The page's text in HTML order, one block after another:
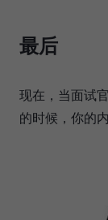
最后
现在，当面试
的时候，你的